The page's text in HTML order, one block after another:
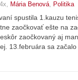
Mária Benová, Politika
spustila 1.kauzu
zaočkovať ešte na
zaočkovaný aj
13.februára sa